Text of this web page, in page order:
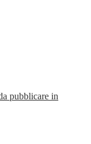
pubblicare in